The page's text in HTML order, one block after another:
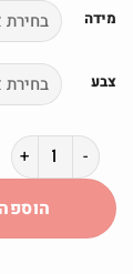
מידה
צבע
כמות של TUNTU - גרב יעודי לסקי, מחמם מאוד, 60% צמר מרינו - דגם E9544